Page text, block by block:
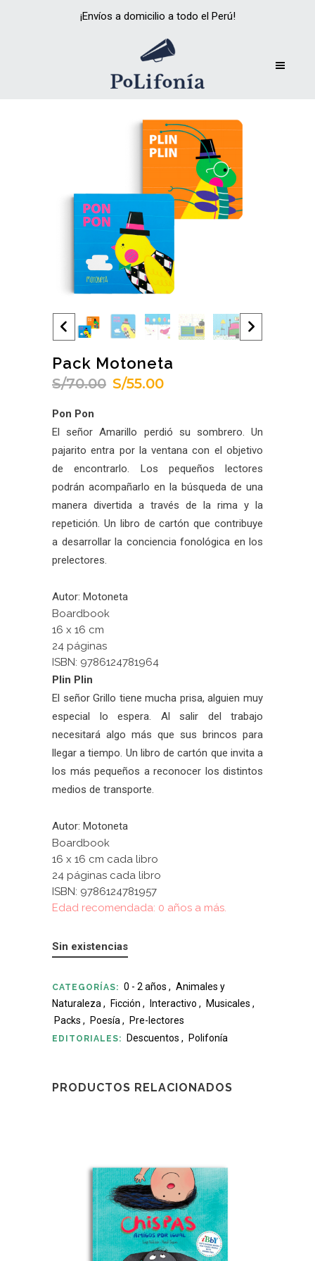
¡Envíos a domicilio a todo el Perú!
Pack Motoneta
S/70.00 El
era:
S/70.00.
S/55.00El
es:
S/55.00.
Pon Pon
El señor Amarillo perdió su sombrero. Un
pajarito entra por la ventana con el objetivo
de encontrarlo. Los pequeños lectores
podrán acompañarlo en la búsqueda de una
manera divertida a través de la rima y la
repetición. Un libro de cartón que contribuye
a desarrollar la conciencia fonológica en los
prelectores.
Autor: Motoneta
Boardbook
16 x 16 cm
24 páginas
ISBN: 9786124781964
Plin Plin
El señor Grillo tiene mucha prisa, alguien muy
especial lo espera. Al salir del trabajo
necesitará algo más que sus brincos para
llegar a tiempo. Un libro de cartón que invita a
los más pequeños a reconocer los distintos
medios de transporte.
Autor: Motoneta
Boardbook
16 x 16 cm cada libro
24 páginas cada libro
ISBN: 9786124781957
Edad recomendada: 0 años a más.
Sin existencias
CATEGORÍAS: 0 - 2 años , Animales y
Naturaleza , Ficción , Interactivo , Musicales ,
Packs , Poesía , Pre-lectores
EDITORIALES: Descuentos , Polifonía
PRODUCTOS RELACIONADOS